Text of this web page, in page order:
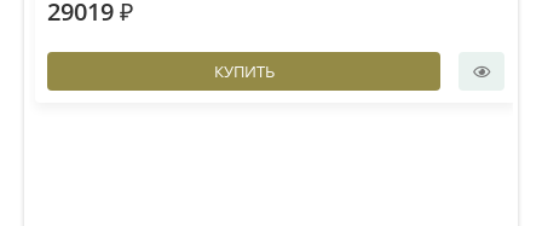
29019 ₽
КУПИТЬ